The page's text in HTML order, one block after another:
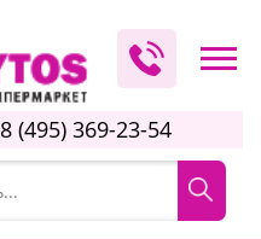
8 (495) 369-23-54